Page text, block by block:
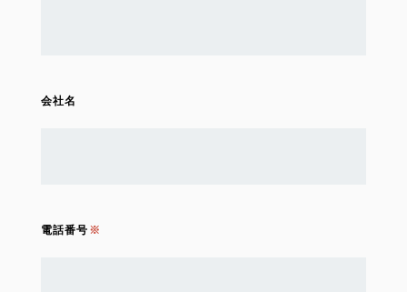
会社名
電話番号